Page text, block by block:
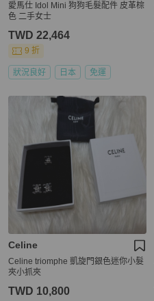
愛馬仕 Idol Mini 狗狗毛髮配件 皮革棕
色 二手女士
TWD 22,464
9 折
狀況良好 日本 免運
Celine
Celine triomphe 凱旋門銀色迷你小髮
夾小抓夾
TWD 10,800